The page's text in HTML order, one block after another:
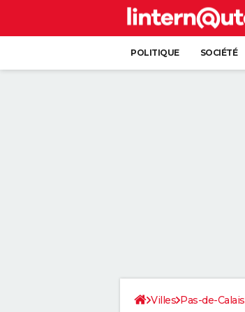
POLITIQUE SOCIÉTÉ
Villes Pas-de-Calais